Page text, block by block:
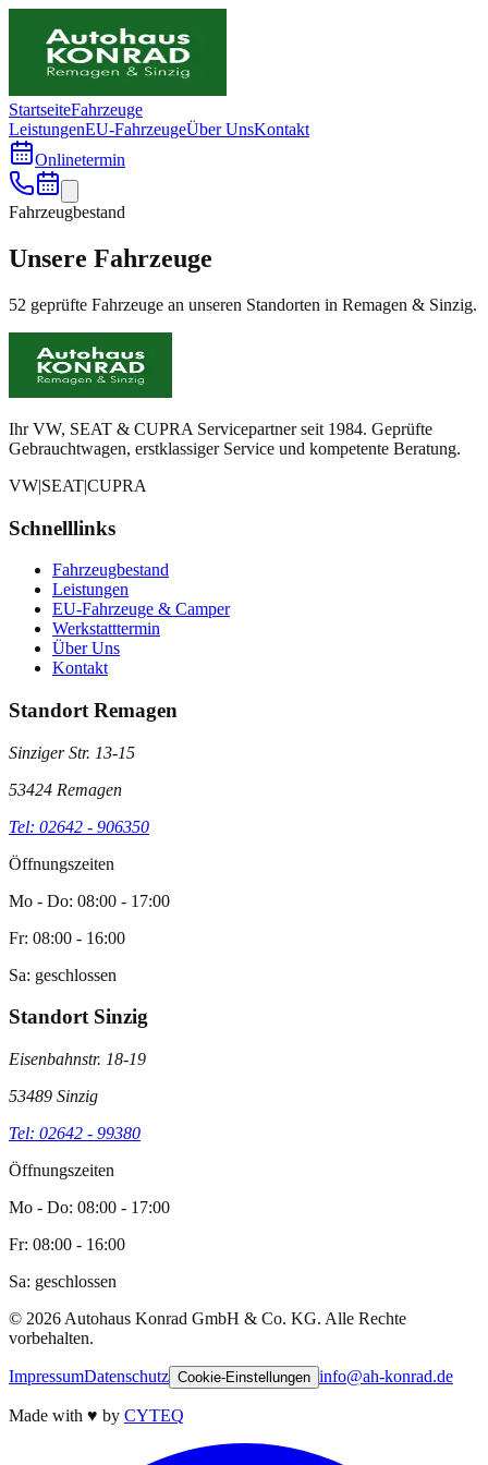
StartseiteFahrzeuge
LeistungenEU-FahrzeugeÜber UnsKontakt
Onlinetermin
Fahrzeugbestand
Unsere Fahrzeuge
52 geprüfte Fahrzeuge an unseren Standorten in Remagen & Sinzig.
Ihr VW, SEAT & CUPRA Servicepartner seit 1984. Geprüfte
Gebrauchtwagen, erstklassiger Service und kompetente Beratung.
VW|SEAT|CUPRA
Schnelllinks
Fahrzeugbestand
Leistungen
EU-Fahrzeuge & Camper
Werkstatttermin
Über Uns
Kontakt
Standort Remagen
Sinziger Str. 13-15
53424 Remagen
Tel: 02642 - 906350
Öffnungszeiten
Mo - Do: 08:00 - 17:00
Fr: 08:00 - 16:00
Sa: geschlossen
Standort Sinzig
Eisenbahnstr. 18-19
53489 Sinzig
Tel: 02642 - 99380
Öffnungszeiten
Mo - Do: 08:00 - 17:00
Fr: 08:00 - 16:00
Sa: geschlossen
© 2026 Autohaus Konrad GmbH & Co. KG. Alle Rechte
vorbehalten.
ImpressumDatenschutz Cookie-Einstellungen info@ah-konrad.de
Made with ♥ by CYTEQ